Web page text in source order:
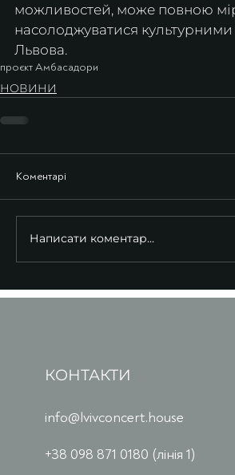
можливостей, може повною
насолоджуватися
Львова.
проєкт Амбасадори
НОВИНИ
Коментарі
Написати коментар...
КОНТАКТИ
info@lvivconcert.house
+38 098 871 0180 (лінія 1)